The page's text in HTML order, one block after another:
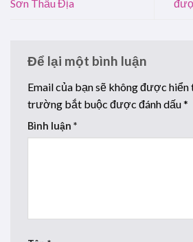
Sơn Thấu Địa
Để lại một bình luận
Email của bạn sẽ không được hiển
trường bắt buộc được đánh dấu*
Bình luận *